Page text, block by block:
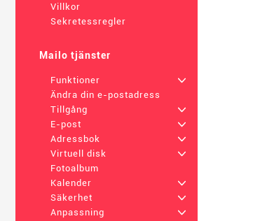
Villkor
Sekretessregler
Mailo tjänster
Funktioner
+
Ändra din e-postadress
Tillgång
+
E-post
+
Adressbok
+
Virtuell disk
+
Fotoalbum
Kalender
+
Säkerhet
+
Anpassning
+